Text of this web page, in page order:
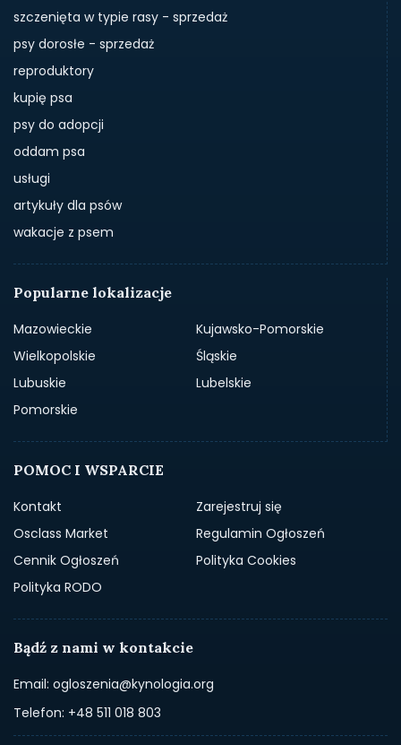
szczenięta w typie rasy - sprzedaż
psy dorosłe - sprzedaż
reproduktory
kupię psa
psy do adopcji
oddam psa
usługi
artykuły dla psów
wakacje z psem
Popularne lokalizacje
Mazowieckie
Kujawsko-Pomorskie
Wielkopolskie
Śląskie
Lubuskie
Lubelskie
Pomorskie
POMOC I WSPARCIE
Kontakt
Zarejestruj się
Osclass Market
Regulamin Ogłoszeń
Cennik Ogłoszeń
Polityka Cookies
Polityka RODO
Bądź z nami w kontakcie
Email: ogloszenia@kynologia.org
Telefon: +48 511 018 803